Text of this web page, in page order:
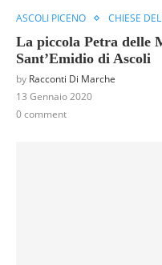
ASCOLI PICENO CHIESE
La piccola Petra delle
Sant’Emidio di Ascoli
by Racconti Di Marche
13 Gennaio 2020
0 comment